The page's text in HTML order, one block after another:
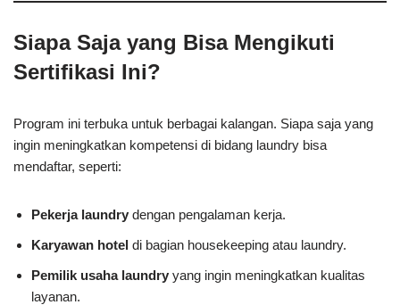
Siapa Saja yang Bisa Mengikuti
Sertifikasi Ini?
Program ini terbuka untuk berbagai kalangan. Siapa saja yang
ingin meningkatkan kompetensi di bidang laundry bisa
mendaftar, seperti:
Pekerja laundry dengan pengalaman kerja.
Karyawan hotel di bagian housekeeping atau laundry.
Pemilik usaha laundry yang ingin meningkatkan kualitas
layanan.